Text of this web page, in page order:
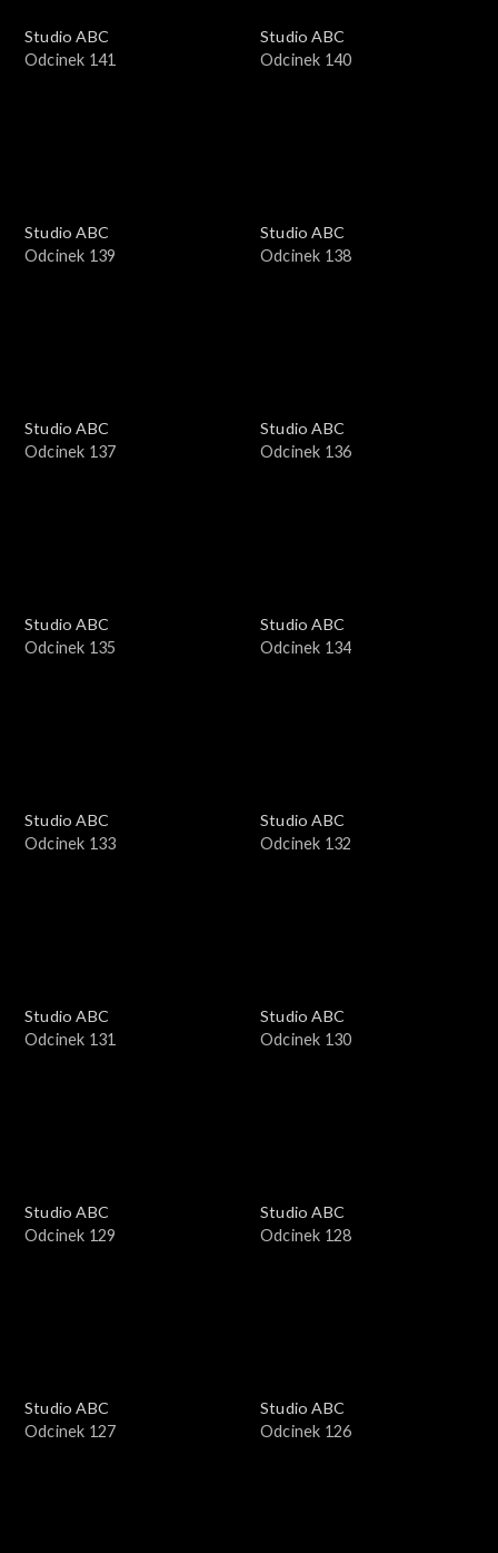
Studio ABC
Odcinek 141
Studio ABC
Odcinek 140
Studio ABC
Odcinek 139
Studio ABC
Odcinek 138
Studio ABC
Odcinek 137
Studio ABC
Odcinek 136
Studio ABC
Odcinek 135
Studio ABC
Odcinek 134
Studio ABC
Odcinek 133
Studio ABC
Odcinek 132
Studio ABC
Odcinek 131
Studio ABC
Odcinek 130
Studio ABC
Odcinek 129
Studio ABC
Odcinek 128
Studio ABC
Odcinek 127
Studio ABC
Odcinek 126